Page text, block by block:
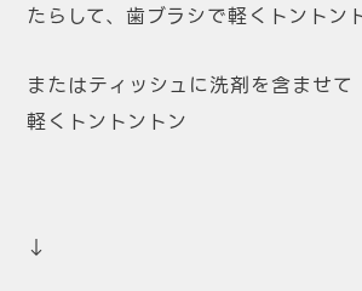
たらして、歯ブラシで軽くトントン
またはティッシュに洗剤を含ませて
軽くトントントン
↓